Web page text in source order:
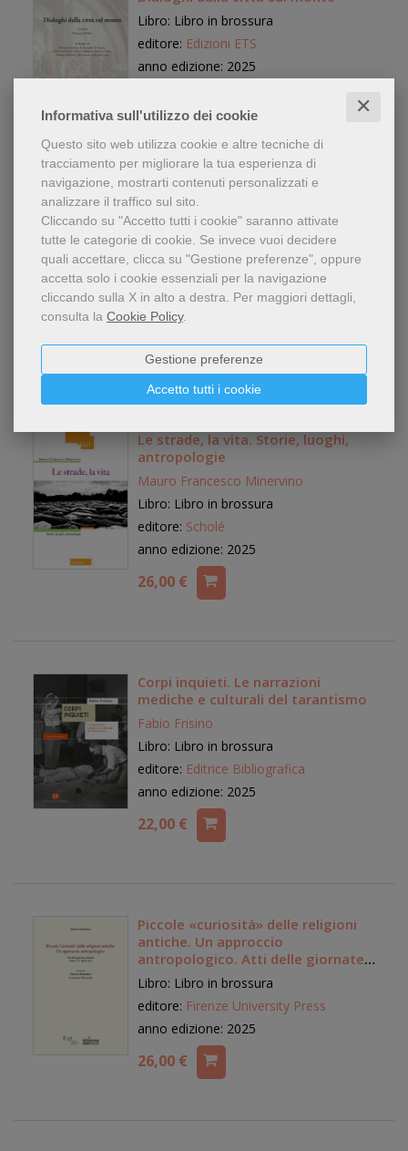
Informativa sull'utilizzo dei cookie ✕
Questo sito web utilizza cookie e altre tecniche di
tracciamento per migliorare la tua esperienza di
navigazione, mostrarti contenuti personalizzati e
analizzare il traffico sul sito.
Cliccando su "Accetto tutti i cookie" saranno attivate
tutte le categorie di cookie. Se invece vuoi decidere
quali accettare, clicca su "Gestione preferenze", oppure
accetta solo i cookie essenziali per la navigazione
cliccando sulla X in alto a destra. Per maggiori dettagli,
consulta la Cookie Policy.
Accetto tutti i cookie
Gestione preferenze
Libro: Libro in brossura
editore: Edizioni ETS
anno edizione: 2025
La ricerca della verità
Marco Calzoli
Libro: Libro in brossura
editore:Youcanprint
anno edizione: 2025
Le strade, la vita. Storie, luoghi,
antropologie
Mauro Francesco Minervino
Libro: Libro in brossura
editore: Scholé
anno edizione: 2025
26,00 €
Corpi inquieti. Le narrazioni
mediche e culturali del tarantismo
Fabio Frisino
Libro: Libro in brossura
editore: Editrice Bibliografica
anno edizione: 2025
22,00 €
Piccole «curiosità» delle religioni
antiche. Un approccio
antropologico. Atti delle giornate
di studio (Siena, 4-5 aprile 2024)
Libro: Libro in brossura
editore: Firenze University Press
anno edizione: 2025
26,00 €